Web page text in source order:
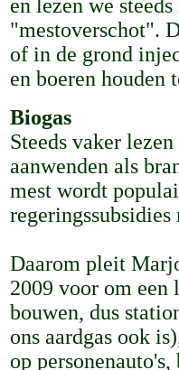
en lezen we
"mestoverschot".
of in de grond
en boeren
Biogas
Steeds vaker
aanwenden als
mest wordt
Daarom pleit
2009 voor om een
bouwen, dus
ons aardgas ook
op